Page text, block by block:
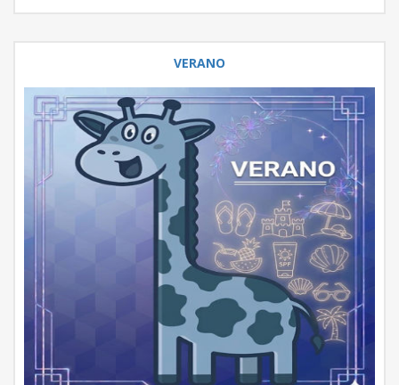
VERANO